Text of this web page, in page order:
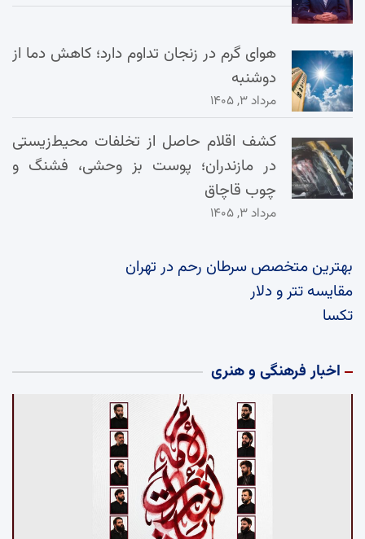
هوای گرم در زنجان تداوم دارد؛ کاهش دما از
دوشنبه
مرداد ۳, ۱۴۰۵
کشف اقلام حاصل از تخلفات محیط‌زیستی
در مازندران؛ پوست بز وحشی، فشنگ و
چوب قاچاق
مرداد ۳, ۱۴۰۵
بهترین متخصص سرطان رحم در تهران
مقایسه تتر و دلار
تکسا
اخبار فرهنگی و هنری